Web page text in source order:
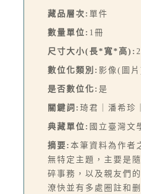
藏品層次: 單件
數量單位: 1冊
尺寸大小(長*寬*高):
數位化類別: 影像(圖片
是否數位化: 是
關鍵詞: 琦君｜潘希珍
典藏單位: 國立臺灣文
摘要: 本筆資料為作者
無特定主題，主要是
碎事務，以及親友們
潦快並有多處圈註和